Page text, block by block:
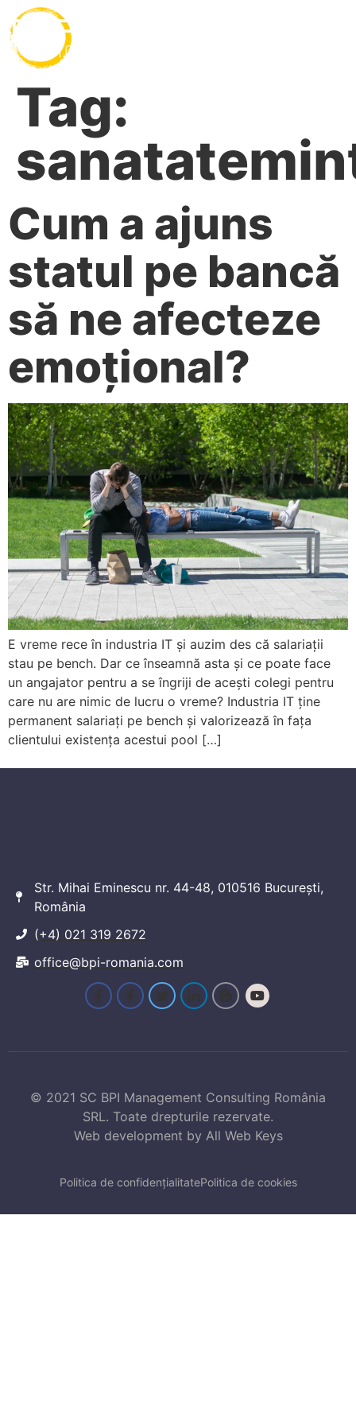
Tag:
Cum a ajuns
statul pe bancă
să ne afecteze
emoțional?
E vreme rece în industria IT și auzim des că salariații
stau pe bench. Dar ce înseamnă asta și ce poate face
un angajator pentru a se îngriji de acești colegi pentru
care nu are nimic de lucru o vreme? Industria IT ține
permanent salariați pe bench și valorizează în fața
clientului existența acestui pool […]
Str. Mihai Eminescu nr. 44-48, 010516 București,
România
(+4) 021 319 2672
office@bpi-romania.com
© 2021 SC BPI Management Consulting România
SRL. Toate drepturile rezervate.
Web development by All Web Keys
Politica de confidențialitatePolitica de cookies